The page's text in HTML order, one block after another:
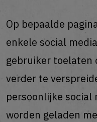
Op bepaalde
enkele social
gebruiker toelaten
verder te
persoonlijke social
worden geladen